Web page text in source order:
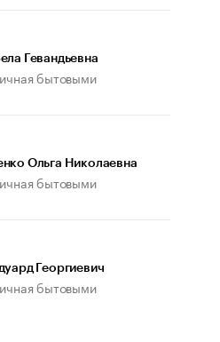
Гевандьевна
бытовыми
Ольга Николаевна
бытовыми
Георгиевич
бытовыми